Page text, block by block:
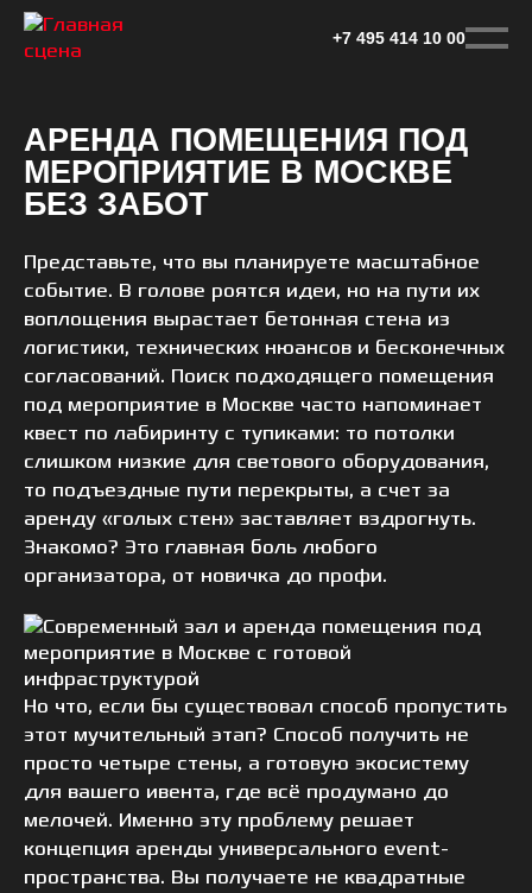
Перейти
основному
+7 495 414 10 00
АРЕНДА ПОМЕЩЕНИЯ ПОД
МЕРОПРИЯТИЕ В МОСКВЕ
БЕЗ ЗАБОТ
Представьте, что вы планируете масштабное
событие. В голове роятся идеи, но на пути их
воплощения вырастает бетонная стена из
логистики, технических нюансов и бесконечных
согласований. Поиск подходящего помещения
под мероприятие в Москве часто напоминает
квест по лабиринту с тупиками: то потолки
слишком низкие для светового оборудования,
то подъездные пути перекрыты, а счет за
аренду «голых стен» заставляет вздрогнуть.
Знакомо? Это главная боль любого
организатора, от новичка до профи.
Но что, если бы существовал способ пропустить
этот мучительный этап? Способ получить не
просто четыре стены, а готовую экосистему
для вашего ивента, где всё продумано до
мелочей. Именно эту проблему решает
концепция аренды универсального event-
пространства. Вы получаете не квадратные